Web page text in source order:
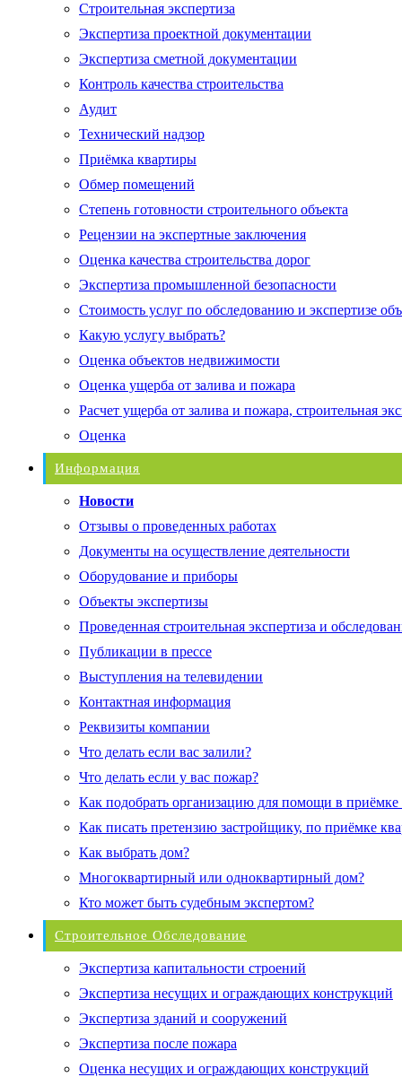
Строительная экспертиза
Экспертиза проектной документации
Экспертиза сметной документации
Контроль качества строительства
Аудит
Технический надзор
Приёмка квартиры
Обмер помещений
Степень готовности строительного объекта
Рецензии на экспертные заключения
Оценка качества строительства дорог
Экспертиза промышленной безопасности
Стоимость услуг по обследованию и экспертизе
Какую услугу выбрать?
Оценка объектов недвижимости
Оценка ущерба от залива и пожара
Расчет ущерба от залива и пожара, строительная
Оценка
Информация
Новости
Отзывы о проведенных работах
Документы на осуществление деятельности
Оборудование и приборы
Объекты экспертизы
Проведенная строительная экспертиза и
Публикации в прессе
Выступления на телевидении
Контактная информация
Реквизиты компании
Что делать если вас залили?
Что делать если у вас пожар?
Как подобрать организацию для помощи в приёмке
Как писать претензию застройщику, по приёмке
Как выбрать дом?
Многоквартирный или одноквартирный дом?
Кто может быть судебным экспертом?
Строительное Обследование
Экспертиза капитальности строений
Экспертиза несущих и ограждающих конструкций
Экспертиза зданий и сооружений
Экспертиза после пожара
Оценка несущих и ограждающих конструкций